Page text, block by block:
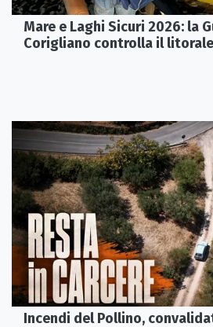
Mare e Laghi Sicuri 2026: la
Corigliano controlla il
Incendi del Pollino,